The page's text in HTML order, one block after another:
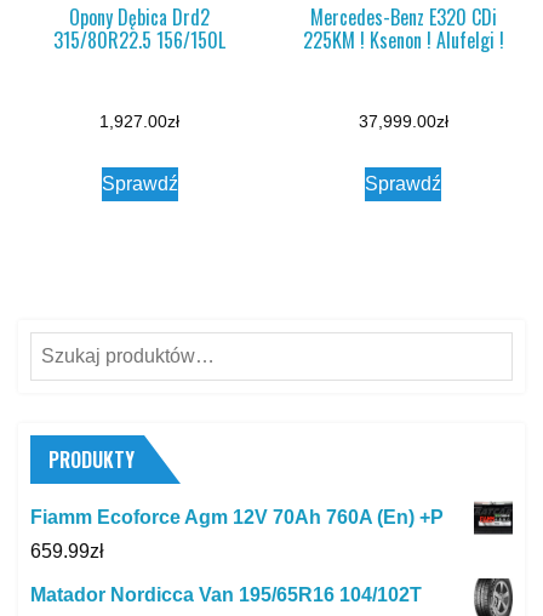
Opony Dębica Drd2
315/80R22.5 156/150L
1,927.00zł
Sprawdź
Mercedes-Benz E320 CDi
225KM ! Ksenon ! Alufelgi !
37,999.00zł
Sprawdź
Szukaj:
PRODUKTY
Fiamm Ecoforce Agm 12V 70Ah 760A (En) +P
659.99zł
Matador Nordicca Van 195/65R16 104/102T